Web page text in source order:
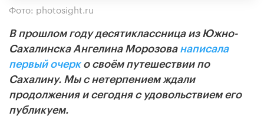
Фото: photosight.ru
В прошлом году десятиклассница из Южно-
Сахалинска Ангелина Морозова написала
первый очерко своём путешествии по
Сахалину. Мы с нетерпением ждали
продолжения и сегодня с удовольствием его
публикуем.